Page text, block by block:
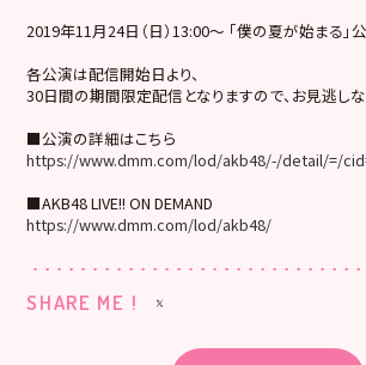
2019年11月24日（日）13:00～ 「僕の夏が始まる」
各公演は配信開始日より、
30日間の期間限定配信となりますので、お見逃しな
■公演の詳細はこちら
https://www.dmm.com/lod/akb48/-/detail/=/
■AKB48 LIVE!! ON DEMAND
https://www.dmm.com/lod/akb48/
SHARE ME !